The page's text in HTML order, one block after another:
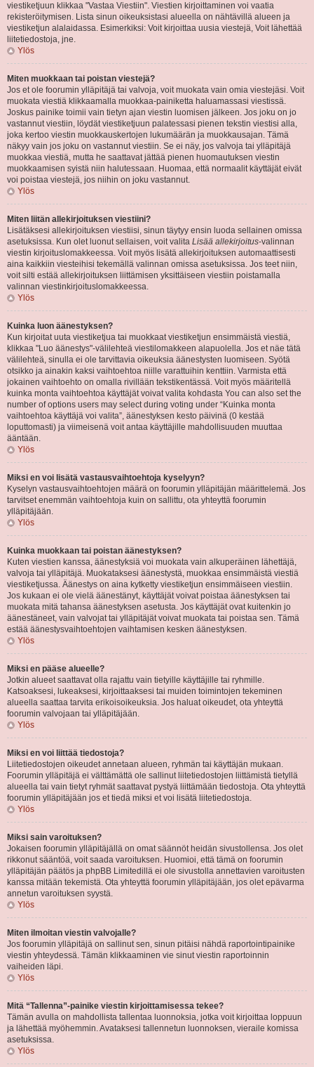
viestiketjuun klikkaa "Vastaa Viestiin". Viestien kirjoittaminen voi vaatia
rekisteröitymisen. Lista sinun oikeuksistasi alueella on nähtävillä alueen ja
viestiketjun alalaidassa. Esimerkiksi: Voit kirjoittaa uusia viestejä, Voit lähettää
liitetiedostoja, jne.
Ylös
Miten muokkaan tai poistan viestejä?
Jos et ole foorumin ylläpitäjä tai valvoja, voit muokata vain omia viestejäsi. Voit
muokata viestiä klikkaamalla muokkaa-painiketta haluamassasi viestissä.
Joskus painike toimii vain tietyn ajan viestin luomisen jälkeen. Jos joku on jo
vastannut viestiin, löydät viestiketjuun palatessasi pienen tekstin viestisi alla,
joka kertoo viestin muokkauskertojen lukumäärän ja muokkausajan. Tämä
näkyy vain jos joku on vastannut viestiin. Se ei näy, jos valvoja tai ylläpitäjä
muokkaa viestiä, mutta he saattavat jättää pienen huomautuksen viestin
muokkaamisen syistä niin halutessaan. Huomaa, että normaalit käyttäjät eivät
voi poistaa viestejä, jos niihin on joku vastannut.
Ylös
Miten liitän allekirjoituksen viestiini?
Lisätäksesi allekirjoituksen viestiisi, sinun täytyy ensin luoda sellainen omissa
asetuksissa. Kun olet luonut sellaisen, voit valita Lisää allekirjoitus-valinnan
viestin kirjoituslomakkeessa. Voit myös lisätä allekirjoituksen automaattisesti
aina kaikkiin viesteihisi tekemällä valinnan omissa asetuksissa. Jos teet niin,
voit silti estää allekirjoituksen liittämisen yksittäiseen viestiin poistamalla
valinnan viestinkirjoituslomakkeessa.
Ylös
Kuinka luon äänestyksen?
Kun kirjoitat uuta viestiketjua tai muokkaat viestiketjun ensimmäistä viestiä,
klikkaa "Luo äänestys"-välilehteä viestilomakkeen alapuolella. Jos et näe tätä
välilehteä, sinulla ei ole tarvittavia oikeuksia äänestysten luomiseen. Syötä
otsikko ja ainakin kaksi vaihtoehtoa niille varattuihin kenttiin. Varmista että
jokainen vaihtoehto on omalla rivillään tekstikentässä. Voit myös määritellä
kuinka monta vaihtoehtoa käyttäjät voivat valita kohdasta You can also set the
number of options users may select during voting under “Kuinka monta
vaihtoehtoa käyttäjä voi valita”, äänestyksen kesto päivinä (0 kestää
loputtomasti) ja viimeisenä voit antaa käyttäjille mahdollisuuden muuttaa
ääntään.
Ylös
Miksi en voi lisätä vastausvaihtoehtoja kyselyyn?
Kyselyn vastausvaihtoehtojen määrä on foorumin ylläpitäjän määrittelemä. Jos
tarvitset enemmän vaihtoehtoja kuin on sallittu, ota yhteyttä foorumin
ylläpitäjään.
Ylös
Kuinka muokkaan tai poistan äänestyksen?
Kuten viestien kanssa, äänestyksiä voi muokata vain alkuperäinen lähettäjä,
valvoja tai ylläpitäjä. Muokataksesi äänestystä, muokkaa ensimmäistä viestiä
viestiketjussa. Äänestys on aina kytketty viestiketjun ensimmäiseen viestiin.
Jos kukaan ei ole vielä äänestänyt, käyttäjät voivat poistaa äänestyksen tai
muokata mitä tahansa äänestyksen asetusta. Jos käyttäjät ovat kuitenkin jo
äänestäneet, vain valvojat tai ylläpitäjät voivat muokata tai poistaa sen. Tämä
estää äänestysvaihtoehtojen vaihtamisen kesken äänestyksen.
Ylös
Miksi en pääse alueelle?
Jotkin alueet saattavat olla rajattu vain tietyille käyttäjille tai ryhmille.
Katsoaksesi, lukeaksesi, kirjoittaaksesi tai muiden toimintojen tekeminen
alueella saattaa tarvita erikoisoikeuksia. Jos haluat oikeudet, ota yhteyttä
foorumin valvojaan tai ylläpitäjään.
Ylös
Miksi en voi liittää tiedostoja?
Liitetiedostojen oikeudet annetaan alueen, ryhmän tai käyttäjän mukaan.
Foorumin ylläpitäjä ei välttämättä ole sallinut liitetiedostojen liittämistä tietyllä
alueella tai vain tietyt ryhmät saattavat pystyä liittämään tiedostoja. Ota yhteyttä
foorumin ylläpitäjään jos et tiedä miksi et voi lisätä liitetiedostoja.
Ylös
Miksi sain varoituksen?
Jokaisen foorumin ylläpitäjällä on omat säännöt heidän sivustollensa. Jos olet
rikkonut sääntöä, voit saada varoituksen. Huomioi, että tämä on foorumin
ylläpitäjän päätös ja phpBB Limitedillä ei ole sivustolla annettavien varoitusten
kanssa mitään tekemistä. Ota yhteyttä foorumin ylläpitäjään, jos olet epävarma
annetun varoituksen syystä.
Ylös
Miten ilmoitan viestin valvojalle?
Jos foorumin ylläpitäjä on sallinut sen, sinun pitäisi nähdä raportointipainike
viestin yhteydessä. Tämän klikkaaminen vie sinut viestin raportoinnin
vaiheiden läpi.
Ylös
Mitä “Tallenna”-painike viestin kirjoittamisessa tekee?
Tämän avulla on mahdollista tallentaa luonnoksia, jotka voit kirjoittaa loppuun
ja lähettää myöhemmin. Avataksesi tallennetun luonnoksen, vieraile komissa
asetuksissa.
Ylös